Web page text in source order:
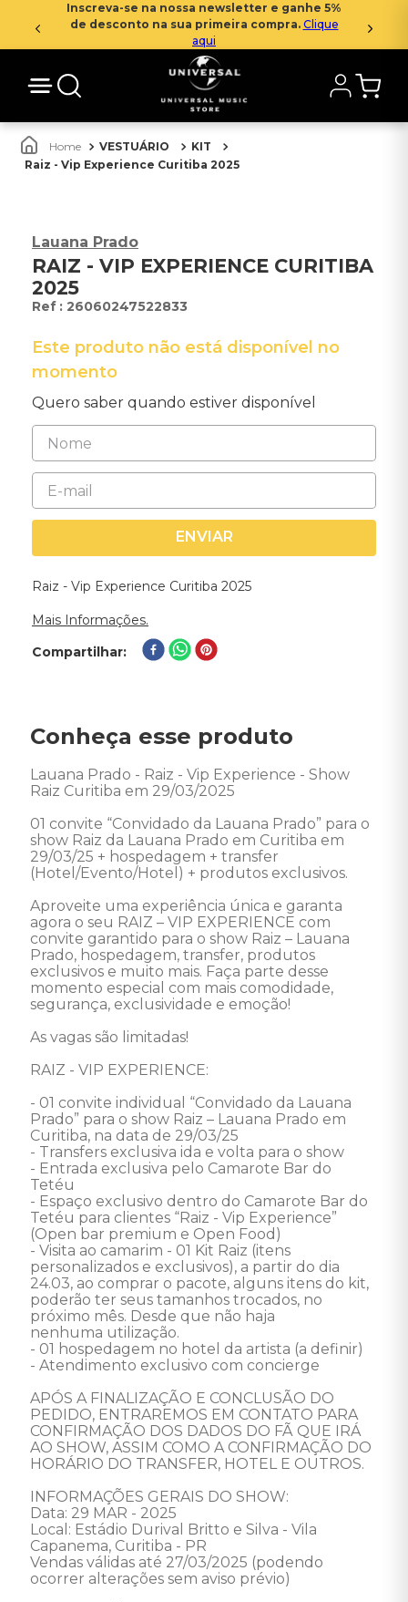
Inscreva-se na nossa newsletter e ganhe 5%
de desconto na sua primeira compra. Clique
aqui
VESTUÁRIO
KIT
Raiz - Vip Experience Curitiba 2025
Lauana Prado
RAIZ - VIP EXPERIENCE CURITIBA
2025
: 26060247522833
Este produto não está disponível no
momento
Quero saber quando estiver disponível
ENVIAR
Raiz - Vip Experience Curitiba 2025
Mais Informações.
Compartilhar
Conheça esse produto
Lauana Prado - Raiz - Vip Experience - Show
Raiz Curitiba em 29/03/2025
01 convite “Convidado da Lauana Prado” para o
show Raiz da Lauana Prado em Curitiba em
29/03/25 + hospedagem + transfer
(Hotel/Evento/Hotel) + produtos exclusivos.
Aproveite uma experiência única e garanta
agora o seu RAIZ – VIP EXPERIENCE com
convite garantido para o show Raiz – Lauana
Prado, hospedagem, transfer, produtos
exclusivos e muito mais. Faça parte desse
momento especial com mais comodidade,
segurança, exclusividade e emoção!
As vagas são limitadas!
RAIZ - VIP EXPERIENCE:
- 01 convite individual “Convidado da Lauana
Prado” para o show Raiz – Lauana Prado em
Curitiba, na data de 29/03/25
- Transfers exclusiva ida e volta para o show
- Entrada exclusiva pelo Camarote Bar do
Tetéu
- Espaço exclusivo dentro do Camarote Bar do
Tetéu para clientes “Raiz - Vip Experience”
(Open bar premium e Open Food)
- Visita ao camarim - 01 Kit Raiz (itens
personalizados e exclusivos), a partir do dia
24.03, ao comprar o pacote, alguns itens do kit,
poderão ter seus tamanhos trocados, no
próximo mês. Desde que não haja
nenhuma utilização.
- 01 hospedagem no hotel da artista (a definir)
- Atendimento exclusivo com concierge
APÓS A FINALIZAÇÃO E CONCLUSÃO DO
PEDIDO, ENTRAREMOS EM CONTATO PARA
CONFIRMAÇÃO DOS DADOS DO FÃ QUE IRÁ
AO SHOW, ASSIM COMO A CONFIRMAÇÃO DO
HORÁRIO DO TRANSFER, HOTEL E OUTROS.
INFORMAÇÕES GERAIS DO SHOW:
Data: 29 MAR - 2025
Local: Estádio Durival Britto e Silva - Vila
Capanema, Curitiba - PR
Vendas válidas até 27/03/2025 (podendo
ocorrer alterações sem aviso prévio)